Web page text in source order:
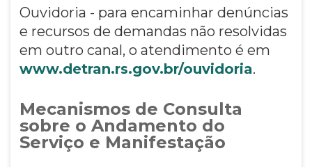
Ouvidoria - para encaminhar denúncias
e recursos de demandas não resolvidas
em outro canal, o atendimento é em
www.detran.rs.gov.br/ouvidoria.
Mecanismos de Consulta
sobre o Andamento do
Serviço e Manifestação